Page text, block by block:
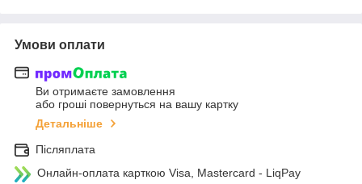
Умови оплати
Ви отримаєте замовлення
або гроші повернуться на вашу картку
Детальніше
Післяплата
Онлайн-оплата карткою Visa, Mastercard - LiqPay